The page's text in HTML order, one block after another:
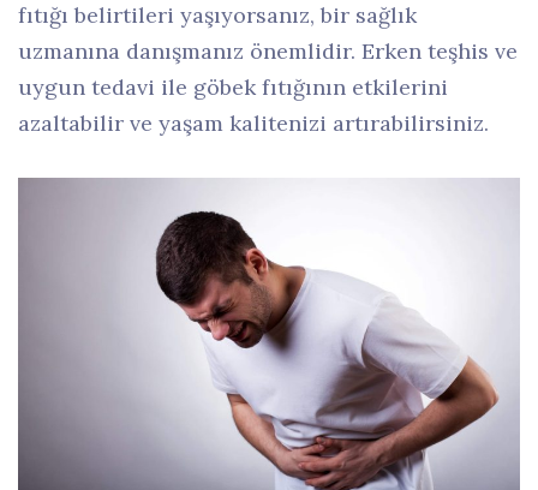
fıtığı belirtileri yaşıyorsanız, bir sağlık
uzmanına danışmanız önemlidir. Erken teşhis ve
uygun tedavi ile göbek fıtığının etkilerini
azaltabilir ve yaşam kalitenizi artırabilirsiniz.